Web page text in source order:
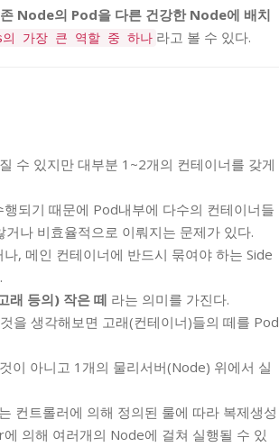
Node의 Pod을 다른 건강한 Node에 배치
의 가장 큰 역할 중 하나 라고 볼 수 있다.
수 있지만 대부분 1~2개의 컨테이너를 갖게
되기 때문에 Pod내부에 다수의 컨테이너들
나 비효율적으로 이뤄지는 문제가 있다.
, 메인 컨테이너에 반드시 묶여야 하는 Side
래 등의) 작은 떼 라는 의미를 가진다.
을 생각해보면 고래(컨테이너)들의 떼를 Pod
이 아니고 1개의 물리서버(Node) 위에서 실
컨트롤러에 의해 정의된 룰에 따라 복제생성
의해 여러개의 Node에 걸쳐 실행될 수 있